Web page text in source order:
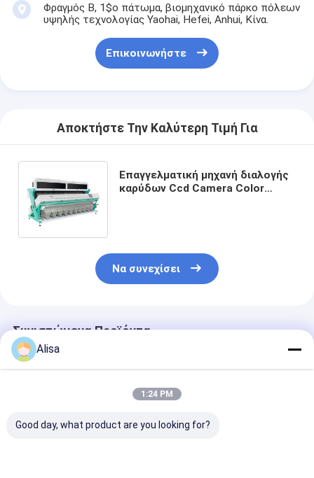
Φραγμός Β, 1$ο πάτωμα, βιομηχανικό πάρκο πόλεων
υψηλής τεχνολογίας Yaohai, Hefei, Anhui, Κίνα.
Επικοινωνήστε
Αποκτήστε Την Καλύτερη Τιμή Για
Επαγγελματική μηχανή διαλογής
καρύδων Ccd Camera Color
Να συνεχίσει
Συνιστώμενα Προϊόντα
Alisa
1:24 PM
Good day, what product are you looking for?